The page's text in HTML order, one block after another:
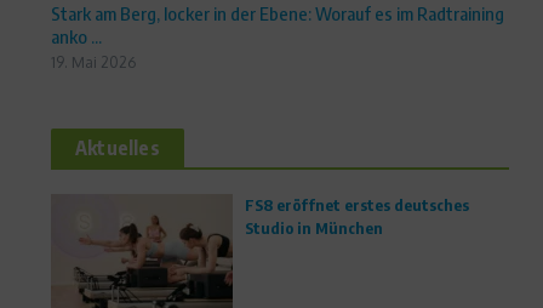
Stark am Berg, locker in der Ebene: Worauf es im Radtraining
anko ...
19. Mai 2026
Aktuelles
FS8 eröffnet erstes deutsches
Studio in München